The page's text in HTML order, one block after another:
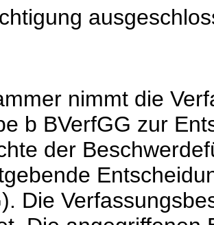
nimmt die
b BVerfGG zur
der
Die